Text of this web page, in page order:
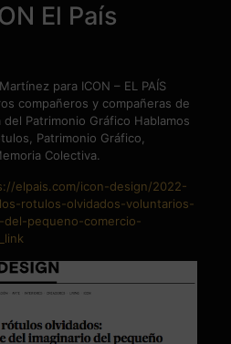
El País
para ICON – EL PAÍS
compañeros y compañeras de
Patrimonio Gráfico Hablamos
Patrimonio Gráfico,
Colectiva.
elpais.com/icon-design/2022-
rotulos-olvidados-voluntarios-
del-pequeno-comercio-